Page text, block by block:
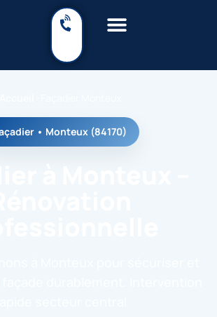
• Monteux (84170)